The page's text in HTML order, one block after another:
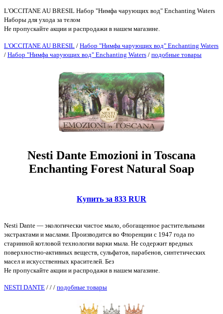
L'OCCITANE AU BRESIL Набор "Нимфа чарующих вод" Enchanting Waters
Наборы для ухода за телом
Не пропускайте акции и распродажи в нашем магазине.
L'OCCITANE AU BRESIL / Набор "Нимфа чарующих вод" Enchanting Waters
/ Набор "Нимфа чарующих вод" Enchanting Waters / подобные товары
Nesti Dante Emozioni in Toscana
Enchanting Forest Natural Soap
Купить за 833 RUR
Nesti Dante — экологически чистое мыло, обогащенное растительными
экстрактами и маслами. Производится во Флоренции с 1947 года по
старинной котловой технологии варки мыла. Не содержит вредных
поверхностно-активных веществ, сульфатов, парабенов, синтетических
масел и искусственных красителей. Без
Не пропускайте акции и распродажи в нашем магазине.
NESTI DANTE / / / подобные товары